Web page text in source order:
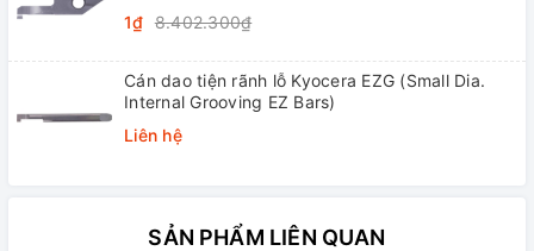
1₫ 8.402.300₫
Cán dao tiện rãnh lỗ Kyocera EZG (Small Dia.
Internal Grooving EZ Bars)
Liên hệ
SẢN PHẨM LIÊN QUAN